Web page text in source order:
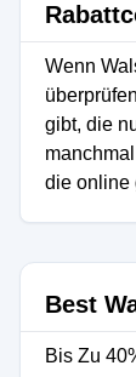
Wenn
gibt, die
die online
Best
Bis Zu